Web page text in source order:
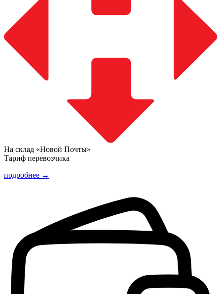
На склад «Новой Почты»
Тариф перевозчика
подробнее →